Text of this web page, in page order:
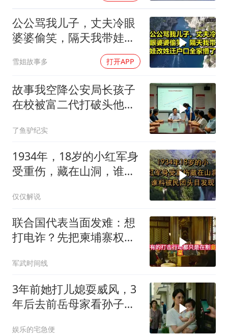
公公骂我儿子，丈夫冷眼
婆婆偷笑，隔天我带娃改
姓迁户口全家懵了！
雪姐故事多 打开APP
故事我空降公安局长孩子
在校被富二代打破头他爹
了鱼驴纪实
1934年，18岁的小红军身
受重伤，藏在山洞，谁料
仅仅解说
联合国代表当面发难：想
打电诈？先把柬埔寨权贵
军武时间线
3年前她打儿媳耍威风，3
年后去前岳母家看孙子，
娱乐的宅急便